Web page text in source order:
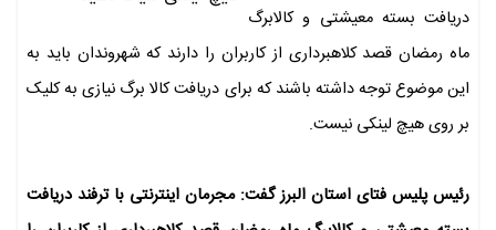
دریافت بسته معیشتی و کالابرگ
ماه رمضان قصد کلاهبرداری از کاربران را دارند که شهروندان باید به
این موضوع توجه داشته باشند که برای دریافت کالا برگ نیازی به کلیک
بر روی هیچ لینکی نیست.
رئیس پلیس فتای استان البرز گفت: مجرمان اینترنتی با ترفند دریافت